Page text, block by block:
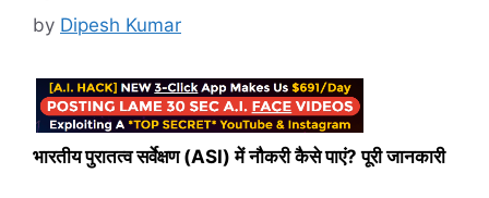
by Dipesh Kumar
भारतीय पुरातत्व सर्वेक्षण (ASI) में नौकरी कैसे पाएं? पूरी जानकारी